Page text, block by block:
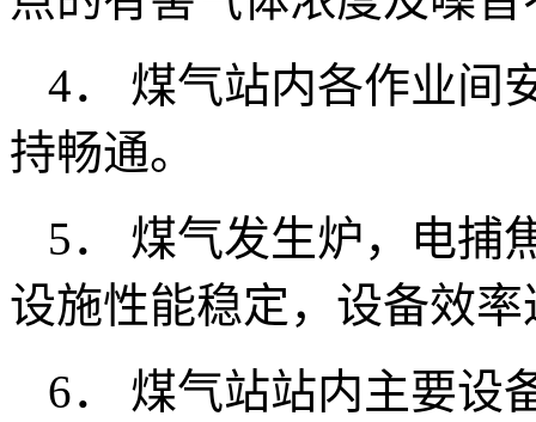
4． 煤气站内各作业间
持畅通。
5． 煤气发生炉，电捕
设施性能稳定，设备效
6． 煤气站站内主要设